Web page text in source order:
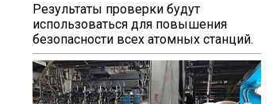
Результаты проверки будут
использоваться для повышения
безопасности всех атомных станций.